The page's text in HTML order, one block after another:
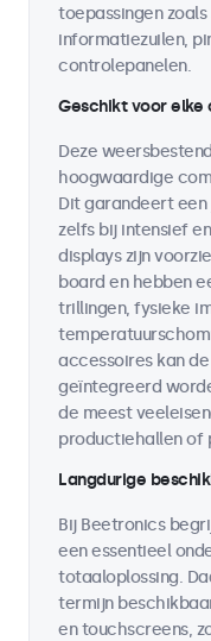
toepassingen
informatiezuilen,
controlepanelen.
Geschikt voor elke
Deze
hoogwaardige
Dit garandeert
zelfs bij intensief en
displays zijn
board en hebben
trillingen, fysieke
accessoires kan
geïntegreerd
de meest
productiehallen of
Langdurige
Bij Beetronics
een essentieel
totaaloplossing.
termijn
en touchscreens,